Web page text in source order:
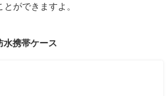
ができますよ。
携帯ケース